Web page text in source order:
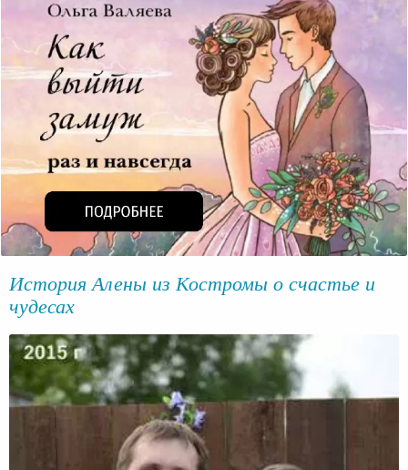
История Алены из Костромы о счастье и
чудесах